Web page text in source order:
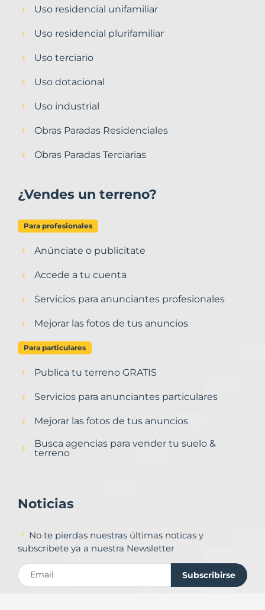
Uso residencial unifamiliar
Uso residencial plurifamiliar
Uso terciario
Uso dotacional
Uso industrial
Obras Paradas Residenciales
Obras Paradas Terciarias
¿Vendes un terreno?
Para profesionales
Anúnciate o publicitate
Accede a tu cuenta
Servicios para anunciantes profesionales
Mejorar las fotos de tus anuncios
Para particulares
Publica tu terreno GRATIS
Servicios para anunciantes particulares
Mejorar las fotos de tus anuncios
Busca agencias para vender tu suelo &
terreno
Noticias
No te pierdas nuestras últimas noticas y
subscribete ya a nuestra Newsletter
Subscribirse